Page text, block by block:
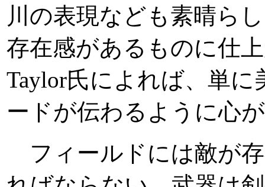
川の表現なども素晴ら
存在感があるものに仕
Taylor氏によれば、単
ードが伝わるように心
フィールドには敵が